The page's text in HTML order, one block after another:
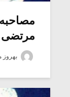
مرتضی